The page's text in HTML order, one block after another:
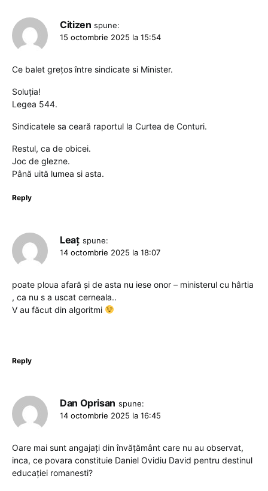
Citizen spune:
15 octombrie 2025 la 15:54
Ce balet grețos între sindicate si Minister.
Soluția!
Legea 544.
Sindicatele sa ceară raportul la Curtea de Conturi.
Restul, ca de obicei.
Joc de glezne.
Până uită lumea si asta.
Reply
Leaț spune:
14 octombrie 2025 la 18:07
poate ploua afară și de asta nu iese onor – ministerul cu hârtia
, ca nu s a uscat cerneala..
V au făcut din algoritmi
Reply
Dan Oprisan spune:
14 octombrie 2025 la 16:45
Oare mai sunt angajați din învățământ care nu au observat,
inca, ce povara constituie Daniel Ovidiu David pentru destinul
educației romanesti?